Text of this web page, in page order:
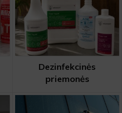
Dezinfekcinės
priemonės